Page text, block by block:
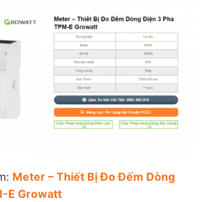
Meter – Thiết Bị Đo Đếm Dòng
E Growatt